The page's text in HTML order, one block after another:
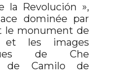
la Revolución »,
dominée par
le monument de
et les images
de Che
de Camilo de